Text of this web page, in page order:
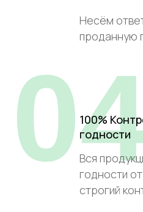
Несём
проданную
100%
годности
Вся
годности
строгий